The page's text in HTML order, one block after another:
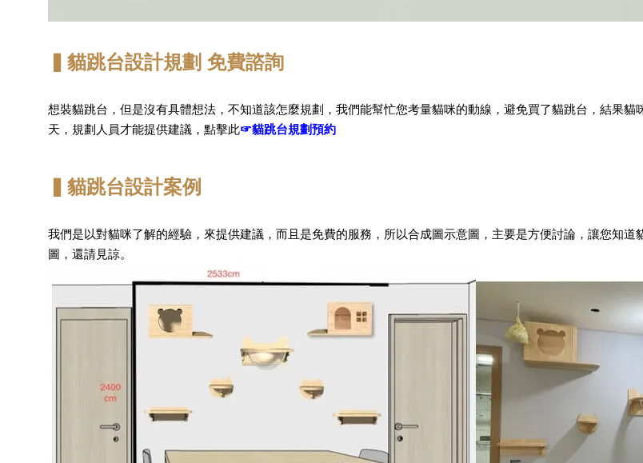
▍貓跳台設計規劃 免費諮詢
想裝貓跳台，但是沒有具體想法，不知道該怎麼規劃，我們能幫忙您考量貓咪的動線，避免買了貓跳台，結果
天，規劃人員才能提供建議，點擊此☞貓跳台規劃預約
▍貓跳台設計案例
我們是以對貓咪了解的經驗，來提供建議，而且是免費的服務，所以合成圖示意圖，主要是方便討論，讓您知
圖，還請見諒。